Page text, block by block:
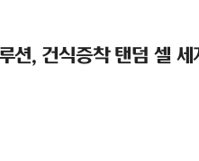
션, 건식증착 탠덤 셀 세